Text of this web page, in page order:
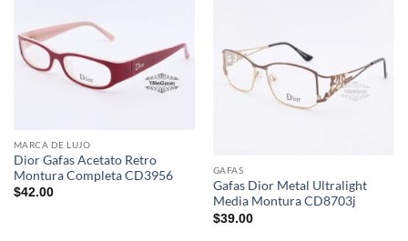
MARCA DE LUJO
Dior Gafas Acetato Retro
Montura Completa CD3956
$42.00
GAFAS
Gafas Dior Metal Ultralight
Media Montura CD8703j
$39.00